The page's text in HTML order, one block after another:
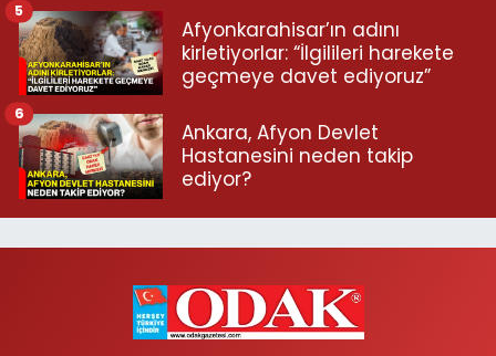
Afyonkarahisar’ın adını
kirletiyorlar: “İlgilileri harekete
geçmeye davet ediyoruz”
5
Ankara, Afyon Devlet
Hastanesini neden takip
ediyor?
6